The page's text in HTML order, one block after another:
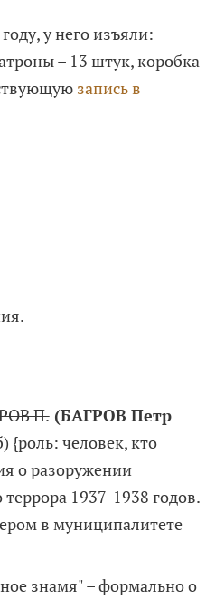
у него изъяли:
– 13 штук, коробка
запись в
П.(БАГРОВ Петр
{роль: человек, кто
о разоружении
1937-1938 годов.
в муниципалитете
знамя" – формально о